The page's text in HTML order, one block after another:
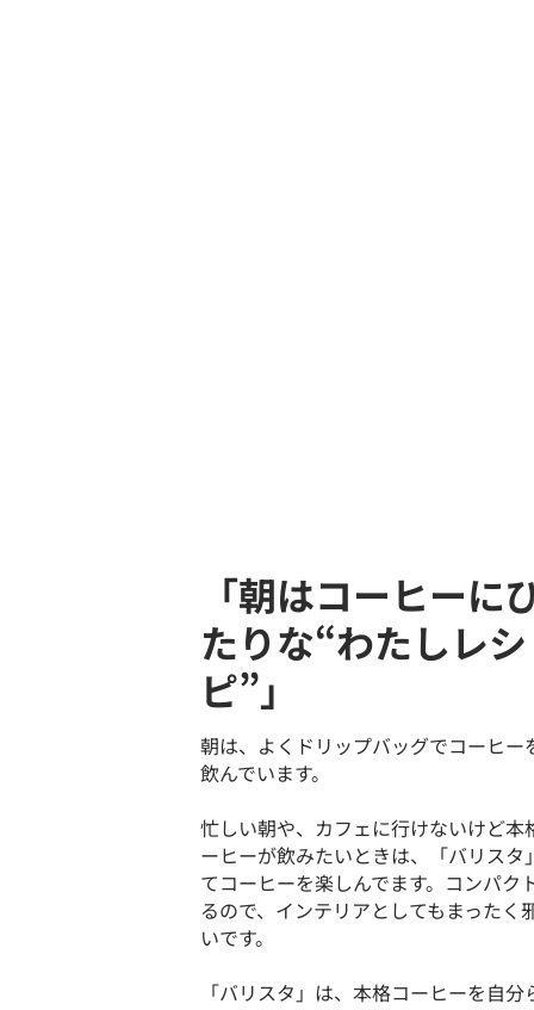
「朝はコーヒーに
たりな“わたしレシ
ピ”」
朝は、よくドリップバッグでコーヒー
飲んでいます。
忙しい朝や、カフェに行けないけど本
ーヒーが飲みたいときは、「バリスタ
てコーヒーを楽しんでます。コンパク
るので、インテリアとしてもまったく
いです。
「バリスタ」は、本格コーヒーを自分